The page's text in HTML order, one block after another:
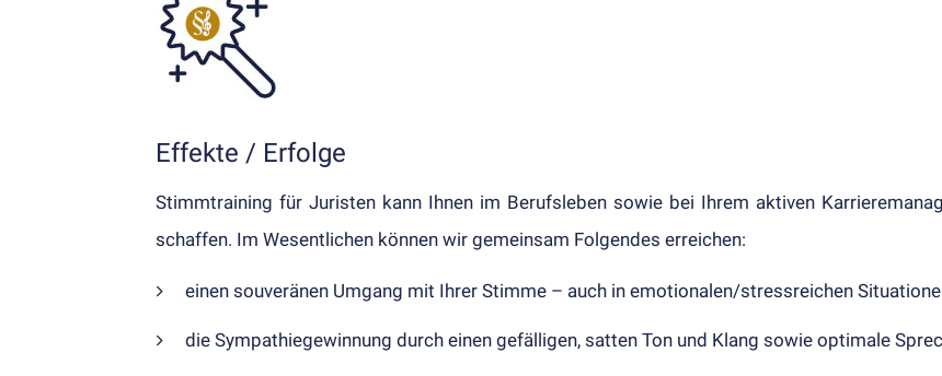
Effekte / Erfolge
Stimmtraining für Juristen kann Ihnen im Berufs­leben sowie bei Ihrem aktiven
schaffen. Im Wesent­lichen können wir ge­mein­sam Fol­gen­des erreich­en:
einen souveränen Um­gang mit Ihrer Stimme – auch in emotional­en/stress­reichen
die Sympathie­ge­winn­ung durch einen ge­fällig­en, satten Ton und Klang sowie opti­male